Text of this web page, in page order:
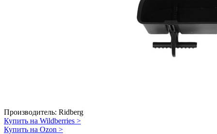
Производитель: Ridberg
Купить на Wildberries >
Купить на Ozon >